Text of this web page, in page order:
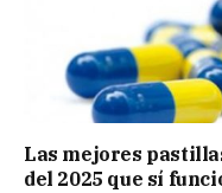
Las mejores
del 2025 que sí